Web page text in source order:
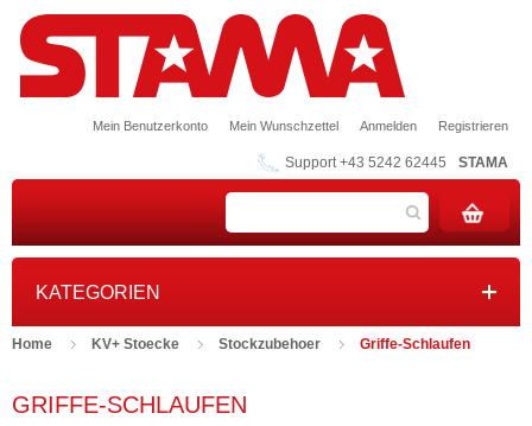
Mein Benutzerkonto Mein Wunschzettel Anmelden Registrieren
Support +43 5242 62445 STAMA
KATEGORIEN
Home KV+ Stoecke Stockzubehoer Griffe-Schlaufen
GRIFFE-SCHLAUFEN